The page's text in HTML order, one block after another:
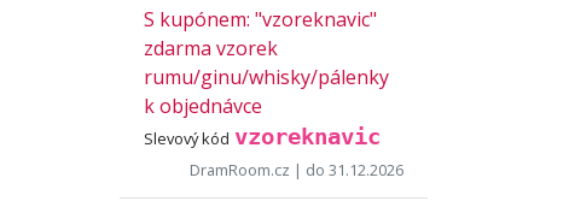
S kupónem: "vzoreknavic"
zdarma vzorek
rumu/ginu/whisky/pálenky
k objednávce
Slevový kód vzoreknavic
DramRoom.cz | do 31.12.2026